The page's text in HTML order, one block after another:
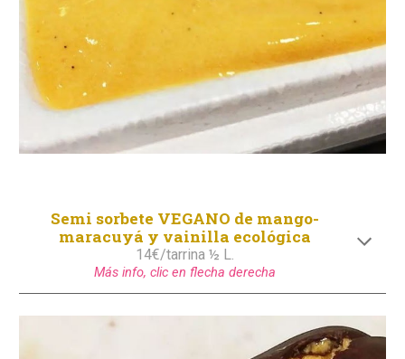
Semi sorbete VEGANO de mango-
maracuyá y vainilla ecológica
14€/tarrina ½ L.
Más info, clic en flecha derecha